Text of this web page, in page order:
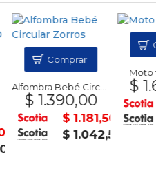
Alfombra Bebé Circular Zorros
$ 1.390,00
$ 1.181,50
$ 1.042,50
Comprar
Moto
$